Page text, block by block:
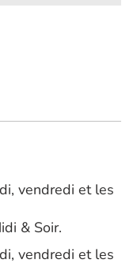
vendredi et les
& Soir.
vendredi et les